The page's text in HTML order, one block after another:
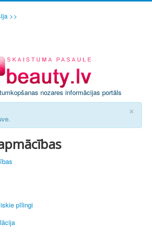
>>
nozares informācijas portāls
×
pīlingi